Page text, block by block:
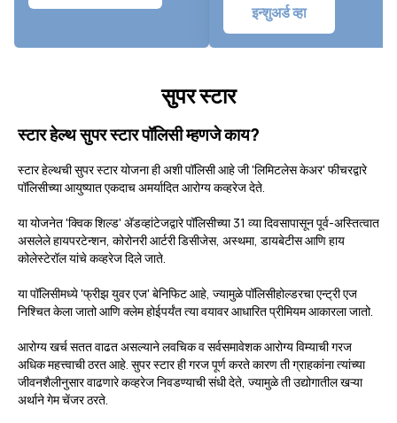
इन्शुअर्ड व्हा
सुपर स्टार
स्टार हेल्थ सुपर स्टार पॉलिसी म्हणजे काय?
स्टार हेल्थची सुपर स्टार योजना ही अशी पॉलिसी आहे जी 'लिमिटलेस केअर' फीचरद्वारे
पॉलिसीच्या आयुष्यात एकदाच अमर्यादित आरोग्य कव्हरेज देते.
या योजनेत 'क्विक शिल्ड' अ‍ॅडव्हांटेजद्वारे पॉलिसीच्या 31 व्या दिवसापासून पूर्व-अस्तित्वात
असलेले हायपरटेन्शन, कोरोनरी आर्टरी डिसीजेस, अस्थमा, डायबेटीस आणि हाय
कोलेस्टेरॉल यांचे कव्हरेज दिले जाते.
या पॉलिसीमध्ये 'फ्रीझ युवर एज' बेनिफिट आहे, ज्यामुळे पॉलिसीहोल्डरचा एन्ट्री एज
निश्चित केला जातो आणि क्लेम होईपर्यंत त्या वयावर आधारित प्रीमियम आकारला जातो.
आरोग्य खर्च सतत वाढत असल्याने लवचिक व सर्वसमावेशक आरोग्य विम्याची गरज
अधिक महत्त्वाची ठरत आहे. सुपर स्टार ही गरज पूर्ण करते कारण ती ग्राहकांना त्यांच्या
जीवनशैलीनुसार वाढणारे कव्हरेज निवडण्याची संधी देते, ज्यामुळे ती उद्योगातील खऱ्या
अर्थाने गेम चेंजर ठरते.